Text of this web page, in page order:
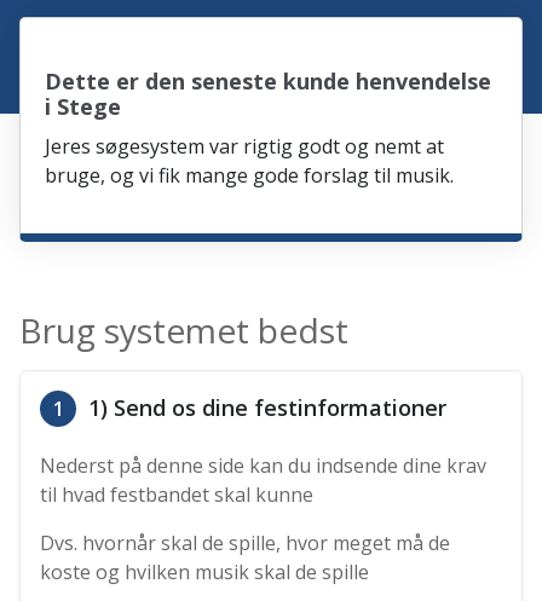
Dette er den seneste kunde henvendelse
i Stege
Jeres søgesystem var rigtig godt og nemt at
bruge, og vi fik mange gode forslag til musik.
Brug systemet bedst
1 1) Send os dine festinformationer
Nederst på denne side kan du indsende dine krav
til hvad festbandet skal kunne
Dvs. hvornår skal de spille, hvor meget må de
koste og hvilken musik skal de spille